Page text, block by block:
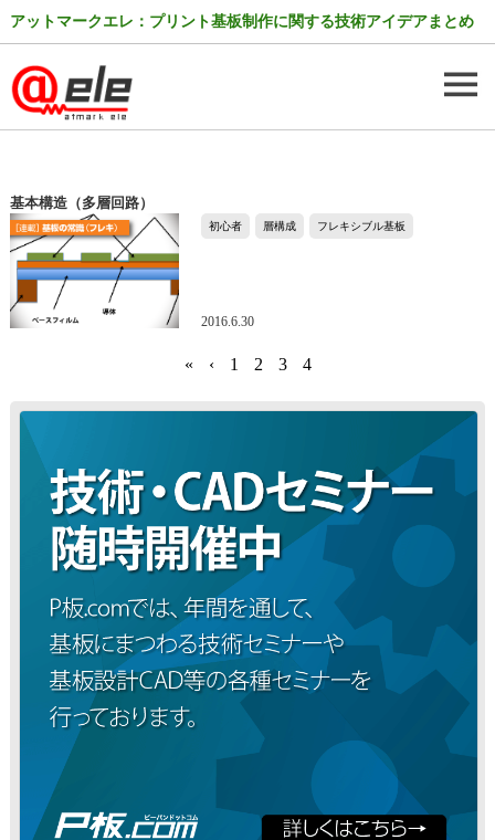
アットマークエレ：プリント基板制作に関する技術アイデアまとめ
基本構造（多層回路）
2016.6.30
初心者 層構成 フレキシブル基板
« ‹ 1 2 3 4